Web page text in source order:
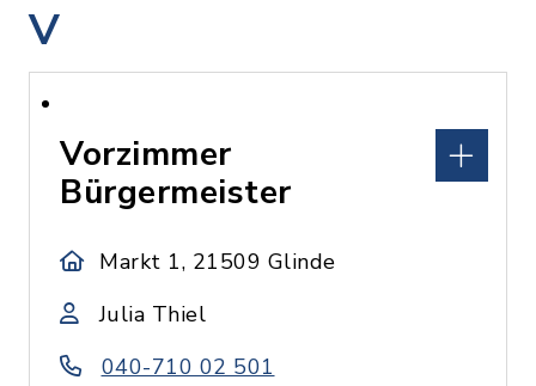
V
Vorzimmer
Bürgermeister
Markt 1, 21509 Glinde
Julia Thiel
040-710 02 501